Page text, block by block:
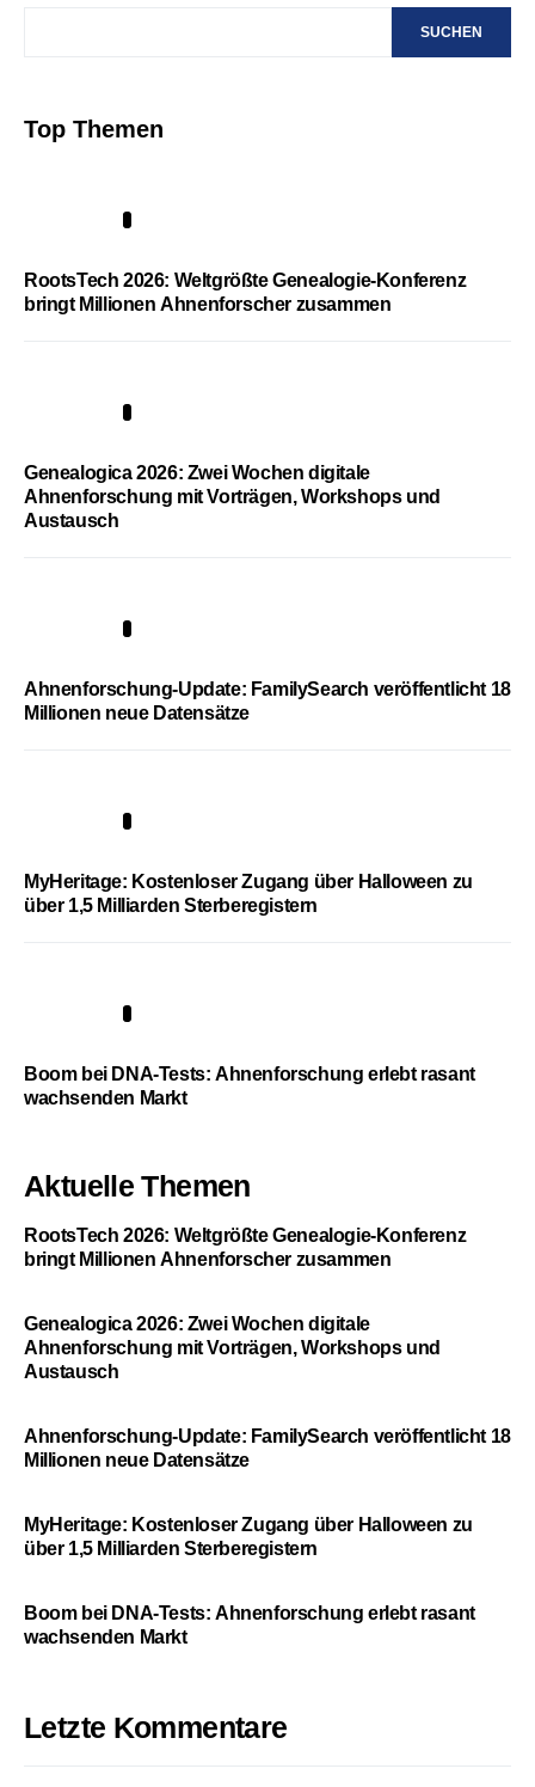
SUCHEN
Top Themen
RootsTech 2026: Weltgrößte Genealogie-Konferenz
bringt Millionen Ahnenforscher zusammen
Genealogica 2026: Zwei Wochen digitale
Ahnenforschung mit Vorträgen, Workshops und
Austausch
Ahnenforschung-Update: FamilySearch veröffentlicht 18
Millionen neue Datensätze
MyHeritage: Kostenloser Zugang über Halloween zu
über 1,5 Milliarden Sterberegistern
Boom bei DNA-Tests: Ahnenforschung erlebt rasant
wachsenden Markt
Aktuelle Themen
RootsTech 2026: Weltgrößte Genealogie-Konferenz
bringt Millionen Ahnenforscher zusammen
Genealogica 2026: Zwei Wochen digitale
Ahnenforschung mit Vorträgen, Workshops und
Austausch
Ahnenforschung-Update: FamilySearch veröffentlicht 18
Millionen neue Datensätze
MyHeritage: Kostenloser Zugang über Halloween zu
über 1,5 Milliarden Sterberegistern
Boom bei DNA-Tests: Ahnenforschung erlebt rasant
wachsenden Markt
Letzte Kommentare